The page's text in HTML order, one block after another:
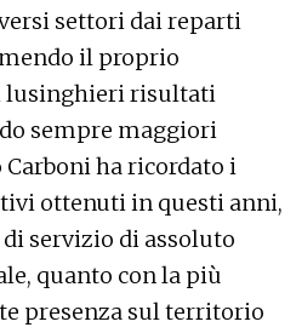
settori dai reparti
il proprio
lusinghieri risultati
sempre maggiori
ha ricordato i
ottenuti in questi anni,
servizio di assoluto
quanto con la più
presenza sul territorio